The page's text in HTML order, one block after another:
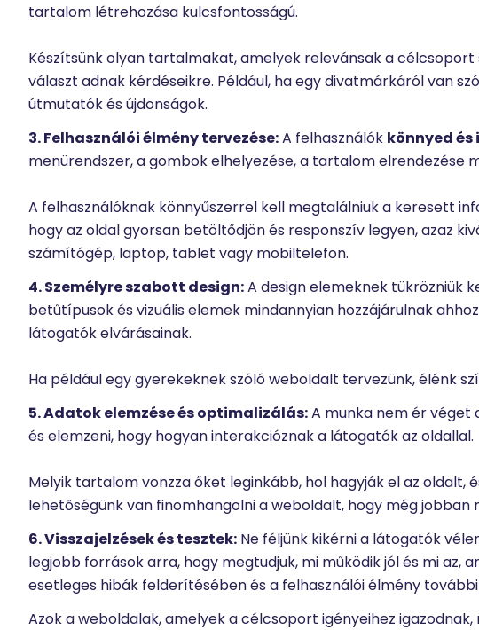
tartalom létrehozása kulcsfontosságú.
Készítsünk olyan tartalmakat, amelyek relevánsak a
választ adnak kérdéseikre. Például, ha egy divatmárkáról van
útmutatók és újdonságok.
3. Felhasználói élmény tervezése:A felhasználók könnyed
menürendszer, a gombok elhelyezése, a tartalom elrendezése
A felhasználóknak könnyűszerrel kell megtalálniuk a keresett
hogy az oldal gyorsan betöltődjön és responszív legyen, azaz
számítógép, laptop, tablet vagy mobiltelefon.
4. Személyre szabott design:A design elemeknek tükrözniük
betűtípusok és vizuális elemek mindannyian hozzájárulnak
látogatók elvárásainak.
Ha például egy gyerekeknek szóló weboldalt tervezünk, élénk
5. Adatok elemzése és optimalizálás:A munka nem ér véget
és elemzeni, hogy hogyan interakcióznak a látogatók az oldallal.
Melyik tartalom vonzza őket leginkább, hol hagyják el az
lehetőségünk van finomhangolni a weboldalt, hogy még
6. Visszajelzések és tesztek: Ne féljünk kikérni a látogatók
legjobb források arra, hogy megtudjuk, mi működik jól és mi az,
esetleges hibák felderítésében és a felhasználói élmény
Azok a weboldalak, amelyek a célcsoport igényeihez